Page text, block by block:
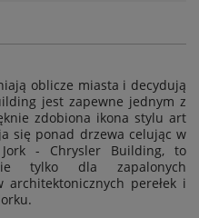
oblicze miasta i decydują
jest zapewne jednym z
zdobiona ikona stylu art
się ponad drzewa celując w
- Chrysler Building, to
tylko dla zapalonych
perełek i